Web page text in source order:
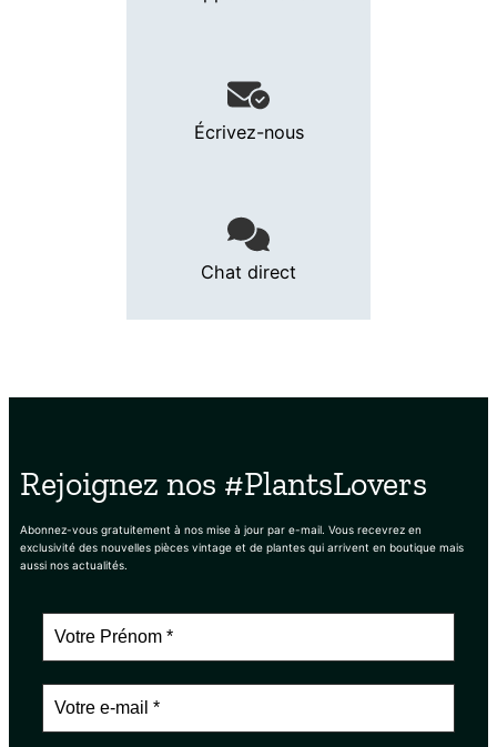
Écrivez-nous
Chat direct
Rejoignez nos #PlantsLovers
Abonnez-vous gratuitement à nos mise à jour par e-mail. Vous recevrez en
exclusivité des nouvelles pièces vintage et de plantes qui arrivent en boutique mais
aussi nos actualités.